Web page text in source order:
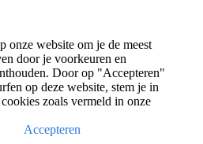
onze website om je de meest
door je voorkeuren en
Door op "Accepteren"
op deze website, stem je in
zoals vermeld in onze
Accepteren